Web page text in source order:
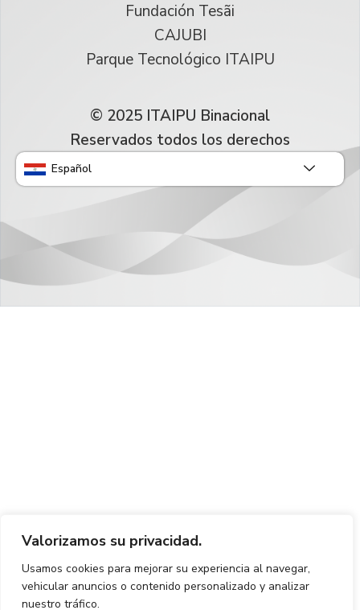
Valorizamos su privacidad.
Usamos cookies para mejorar su experiencia al navegar,
vehicular anuncios o contenido personalizado y analizar
nuestro tráfico.
Fundación Tesãi
CAJUBI
Parque Tecnológico ITAIPU
© 2025 ITAIPU Binacional
Reservados todos los derechos
Español